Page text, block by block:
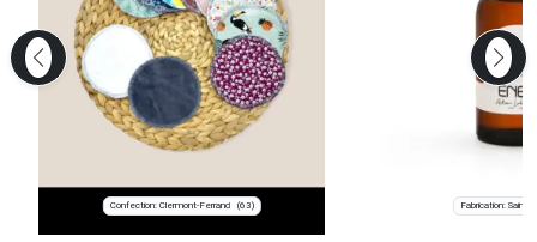
Confection: Clermont-Ferrand (63) Fabrication: Saint-